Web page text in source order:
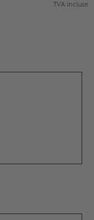
TVA incluse